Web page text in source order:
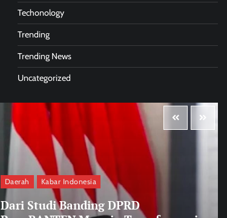
Techonology
Trending
Trending News
Uncategorized
Daerah Kabar Indonesia
Dari Studi Banding DPRD